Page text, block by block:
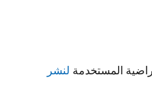
المستخدمة لنشر